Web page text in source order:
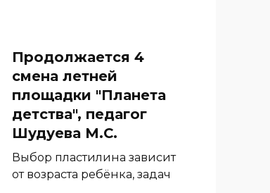
Продолжается 4
смена летней
площадки "Планета
детства", педагог
Шудуева М.С.
Выбор пластилина зависит
от возраста ребёнка, задач